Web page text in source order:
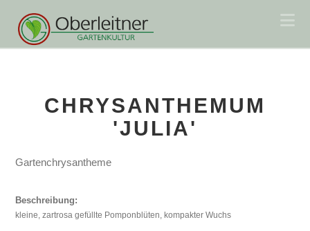
CHRYSANTHEMUM
'JULIA'
Gartenchrysantheme
Beschreibung:
kleine, zartrosa gefüllte Pomponblüten, kompakter Wuchs